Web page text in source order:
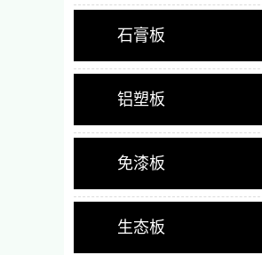
石膏板
铝塑板
免漆板
生态板